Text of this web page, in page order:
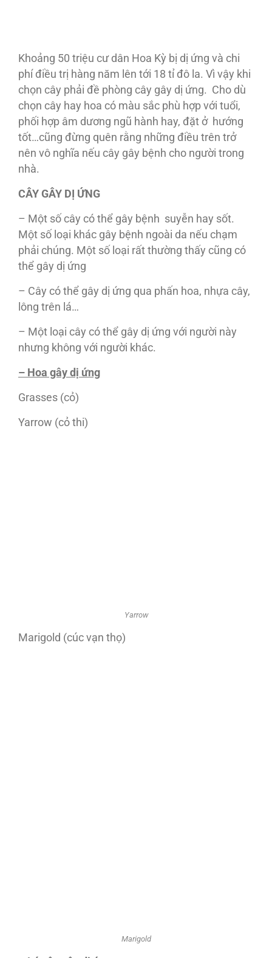
Khoảng 50 triệu cư dân Hoa Kỳ bị dị ứng và chi
phí điều trị hàng năm lên tới 18 tỉ đô la. Vì vậy khi
chọn cây phải đề phòng cây gây dị ứng. Cho dù
chọn cây hay hoa có màu sắc phù hợp với tuổi,
phối hợp âm dương ngũ hành hay, đặt ở hướng
tốt…cũng đừng quên rằng những điều trên trở
nên vô nghĩa nếu cây gây bệnh cho người trong
nhà.
CÂY GÂY DỊ ỨNG
– Một số cây có thể gây bệnh suyễn hay sốt.
Một số loại khác gây bệnh ngoài da nếu chạm
phải chúng. Một số loại rất thường thấy cũng có
thể gây dị ứng
– Cây có thể gây dị ứng qua phấn hoa, nhựa cây,
lông trên lá…
– Một loại cây có thể gây dị ứng với người này
nhưng không với người khác.
– Hoa gây dị ứng
Grasses (cỏ)
Yarrow (cỏ thi)
Yarrow
Marigold (cúc vạn thọ)
Marigold